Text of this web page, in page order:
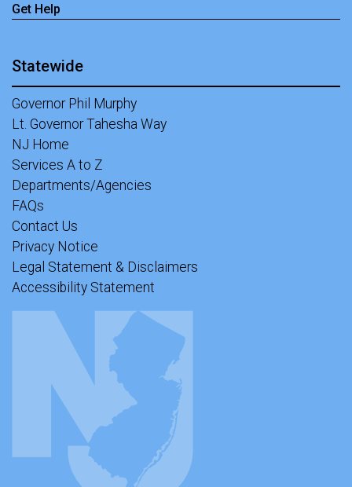
Get Help
Statewide
Governor Phil Murphy
Lt. Governor Tahesha Way
NJ Home
Services A to Z
Departments/Agencies
FAQs
Contact Us
Privacy Notice
Legal Statement & Disclaimers
Accessibility Statement